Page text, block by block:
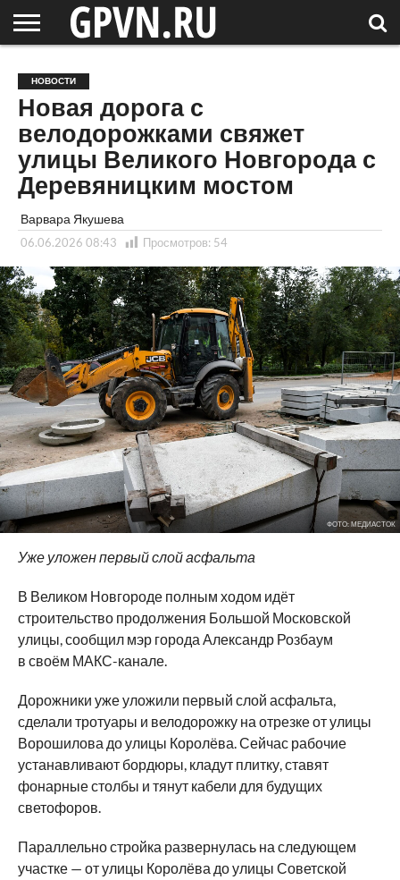
ОБЛАСТЬ
НОВОСТИ
СОСЕДЕЙ
РОССИЯ
/ МИР
СПЕЦПРОЕКТЫ
БЛОГ
СТАТЬИ
ФОТОРЕПОРТАЖИ
ИНТЕРВЬЮ
ОБЪЕКТЫ
ПОДБОРКИ
НОВОСТИ
Новая дорога с
велодорожками свяжет
улицы Великого Новгорода с
Деревяницким мостом
Варвара Якушева
06.06.2026 08:43 Просмотров: 54
ФОТО: МЕДИАСТОК
Уже уложен первый слой асфальта
В Великом Новгороде полным ходом идёт
строительство продолжения Большой Московской
улицы, сообщил мэр города Александр Розбаум
в своём МАКС-канале.
Дорожники уже уложили первый слой асфальта,
сделали тротуары и велодорожку на отрезке от улицы
Ворошилова до улицы Королёва. Сейчас рабочие
устанавливают бордюры, кладут плитку, ставят
фонарные столбы и тянут кабели для будущих
светофоров.
Параллельно стройка развернулась на следующем
участке — от улицы Королёва до улицы Советской